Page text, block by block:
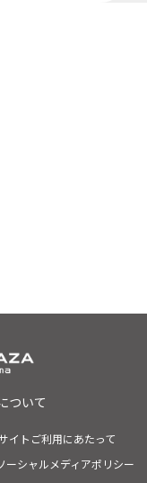
ついて
イトご利用にあたって
ーシャルメディアポリシー